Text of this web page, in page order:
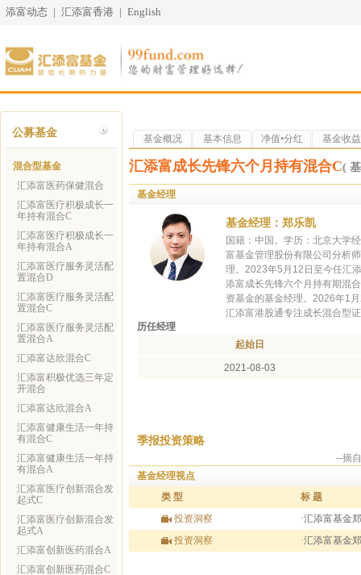
添富动态 | 汇添富香港 | English
公募基金
混合型基金
汇添富医药保健混合
汇添富医疗积极成长一
年持有混合C
汇添富医疗积极成长一
年持有混合A
汇添富医疗服务灵活配
置混合D
汇添富医疗服务灵活配
置混合C
汇添富医疗服务灵活配
置混合A
汇添富达欣混合C
汇添富积极优选三年定
开混合
汇添富达欣混合A
汇添富健康生活一年持
有混合C
汇添富健康生活一年持
有混合A
汇添富医疗创新混合发
起式C
汇添富医疗创新混合发
起式A
汇添富创新医药混合A
汇添富创新医药混合C
基金概况 基本信息 净值•分红 基金收益
汇添富成长先锋六个月持有混合C(
基金经理
基金经理：郑乐凯
国籍：中国。学历：北京大学
富基金管理股份有限公司分析
理。2023年5月12日至今任汇
添富成长先锋六个月持有期混
资基金的基金经理。2026年1
汇添富港股通专注成长混合型
历任经理
起始日
2021-08-03
季报投资策略
--摘
基金经理视点
类 型 标 题
投资洞察 ·汇添富基金
投资洞察 ·汇添富基金